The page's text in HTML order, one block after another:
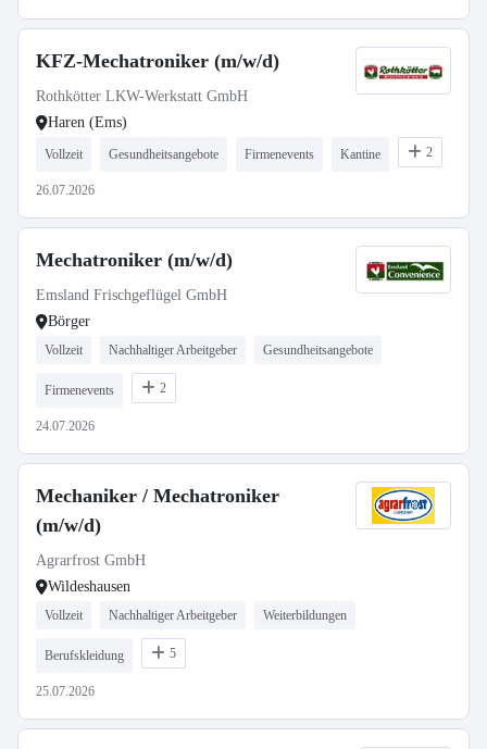
KFZ-Mechatroniker (m/w/d)
Rothkötter LKW-Werkstatt GmbH
Haren (Ems)
Vollzeit Gesundheitsangebote Firmenevents Kantine 2
26.07.2026
Mechatroniker (m/w/d)
Emsland Frischgeflügel GmbH
Börger
Vollzeit Nachhaltiger Arbeitgeber Gesundheitsangebote
Firmenevents 2
24.07.2026
Mechaniker / Mechatroniker
(m/w/d)
Agrarfrost GmbH
Wildeshausen
Vollzeit Nachhaltiger Arbeitgeber Weiterbildungen
Berufskleidung 5
25.07.2026